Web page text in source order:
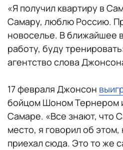
«Я получил квартиру в
Самару, люблю Россию.
новоселье. В ближайшее
работу, буду
агентство слова
17 февраля Джонсон
бойцом Шоном Тернером
Самаре. «Все знают, что
место, я говорил об этом,
приехал сюда. Это то же